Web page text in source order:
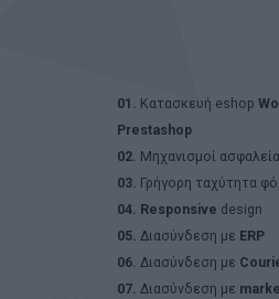
01. Κατασκευή eshop
Prestashop
02. Μηχανισμοί
03. Γρήγορη ταχύτητα
04. Responsive design
05. Διασύνδεση με ERP
06. Διασύνδεση με
07. Διασύνδεση με